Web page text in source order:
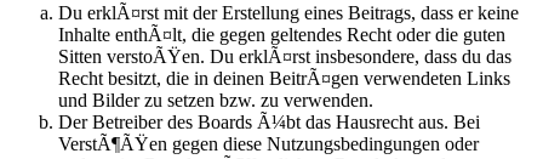
Du erklÃ¤rst mit der Erstellung eines Beitrags, dass er keine
Inhalte enthÃ¤lt, die gegen geltendes Recht oder die guten
Sitten verstoÃŸen. Du erklÃ¤rst insbesondere, dass du das
Recht besitzt, die in deinen BeitrÃ¤gen verwendeten Links
und Bilder zu setzen bzw. zu verwenden.
Der Betreiber des Boards Ã¼bt das Hausrecht aus. Bei
VerstÃ¶ÃŸen gegen diese Nutzungsbedingungen oder